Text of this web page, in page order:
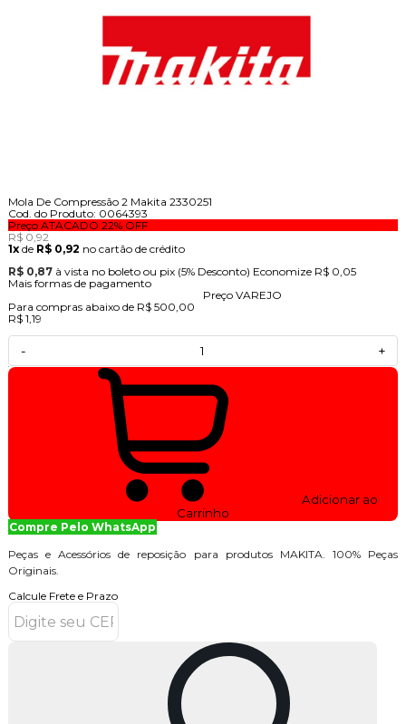
Mola De Compressão 2 Makita 2330251
Cod. do Produto: 0064393
Preço ATACADO 22% OFF
R$ 0,92
1xde R$ 0,92 no cartão de crédito
R$ 0,87 à vista no boleto ou pix (5% Desconto) Economize R$ 0,05
Mais formas de pagamento
Preço VAREJO
Para compras abaixo de R$ 500,00
R$ 1,19
- +
Adicionar ao
Carrinho
Compre Pelo WhatsApp
Peças e Acessórios de reposição para produtos MAKITA. 100% Peças
Originais.
Calcule Frete e Prazo